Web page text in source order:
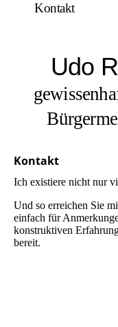
Kontakt
Udo
Kontakt
Ich existiere nicht nur
Und so erreichen Sie
einfach für
konstruktiven
bereit.